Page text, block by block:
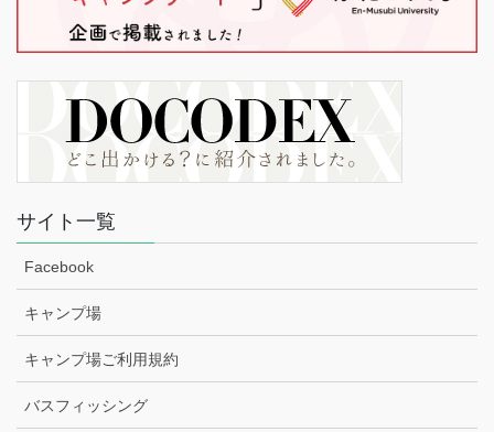
サイト一覧
Facebook
キャンプ場
キャンプ場ご利用規約
バスフィッシング